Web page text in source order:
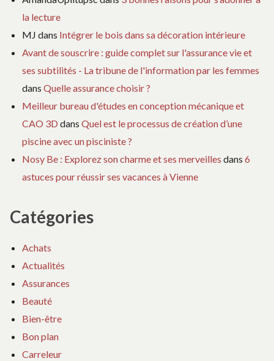
la lecture
MJ dans Intégrer le bois dans sa décoration intérieure
Avant de souscrire : guide complet sur l'assurance vie et
ses subtilités - La tribune de l'information par les femmes
dans Quelle assurance choisir ?
Meilleur bureau d'études en conception mécanique et
CAO 3D dans Quel est le processus de création d’une
piscine avec un pisciniste ?
Nosy Be : Explorez son charme et ses merveilles dans 6
astuces pour réussir ses vacances à Vienne
Catégories
Achats
Actualités
Assurances
Beauté
Bien-être
Bon plan
Carreleur